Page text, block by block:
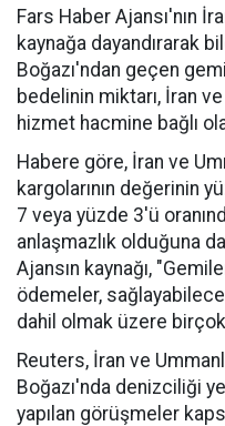
Fars Haber Ajansı'nın
kaynağa dayandırarak
Boğazı'ndan geçen
bedelinin miktarı, İran
hizmet hacmine bağlı
Habere göre, İran ve
kargolarının değerinin
7 veya yüzde 3'ü
anlaşmazlık olduğuna
Ajansın kaynağı,
ödemeler,
dahil olmak üzere
Reuters, İran ve
Boğazı'nda denizciliği
yapılan görüşmeler